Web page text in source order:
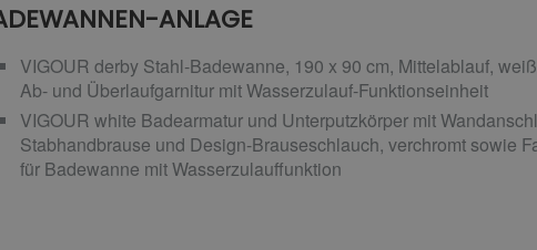
ANLAGE
VIGOUR derby Stahl-Badewanne, 190 x 90 cm, Mittelablauf,
Ab- und Überlaufgarnitur mit Wasserzulauf-Funktionseinheit
VIGOUR white Badearmatur und Unterputzkörper mit
Stabhandbrause und Design-Brauseschlauch, verchromt sowie
für Badewanne mit Wasserzulauffunktion